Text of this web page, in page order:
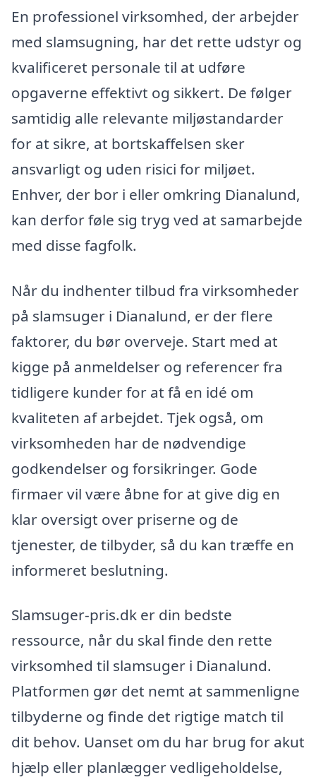
En professionel virksomhed, der arbejder
med slamsugning, har det rette udstyr og
kvalificeret personale til at udføre
opgaverne effektivt og sikkert. De følger
samtidig alle relevante miljøstandarder
for at sikre, at bortskaffelsen sker
ansvarligt og uden risici for miljøet.
Enhver, der bor i eller omkring Dianalund,
kan derfor føle sig tryg ved at samarbejde
med disse fagfolk.
Når du indhenter tilbud fra virksomheder
på slamsuger i Dianalund, er der flere
faktorer, du bør overveje. Start med at
kigge på anmeldelser og referencer fra
tidligere kunder for at få en idé om
kvaliteten af arbejdet. Tjek også, om
virksomheden har de nødvendige
godkendelser og forsikringer. Gode
firmaer vil være åbne for at give dig en
klar oversigt over priserne og de
tjenester, de tilbyder, så du kan træffe en
informeret beslutning.
Slamsuger-pris.dk er din bedste
ressource, når du skal finde den rette
virksomhed til slamsuger i Dianalund.
Platformen gør det nemt at sammenligne
tilbyderne og finde det rigtige match til
dit behov. Uanset om du har brug for akut
hjælp eller planlægger vedligeholdelse,